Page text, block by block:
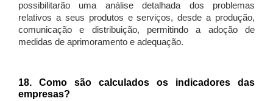
possibilitarão uma análise detalhada dos problemas
relativos a seus produtos e serviços, desde a produção,
comunicação e distribuição, permitindo a adoção de
medidas de aprimoramento e adequação.
18. Como são calculados os indicadores das
empresas?